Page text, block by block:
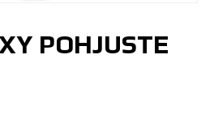
POHJUSTE